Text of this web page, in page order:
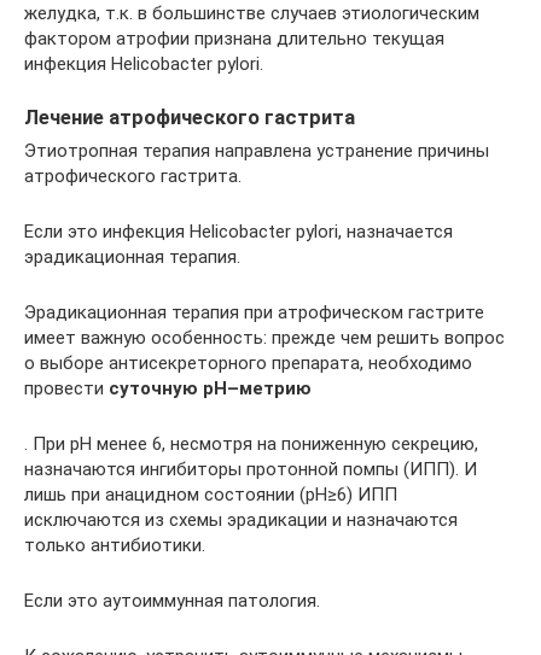
желудка, т.к. в большинстве случаев этиологическим
фактором атрофии признана длительно текущая
инфекция Helicobacter pylori.
Лечение атрофического гастрита
Этиотропная терапия направлена устранение причины
атрофического гастрита.
Если это инфекция Helicobacter pylori, назначается
эрадикационная терапия.
Эрадикационная терапия при атрофическом гаст­рите
имеет важную особенность: прежде чем решить вопрос
о выборе антисекреторного препарата, необ­ходимо
провести суточную рН–метрию
. При рН ме­нее 6, несмотря на пониженную секрецию,
назначаются ингибиторы протонной помпы (ИПП). И
лишь при анацидном состоянии (рН≥6) ИПП
исключаются из схемы эрадикации и назначаются
только антибиотики.
Если это аутоиммунная патология.